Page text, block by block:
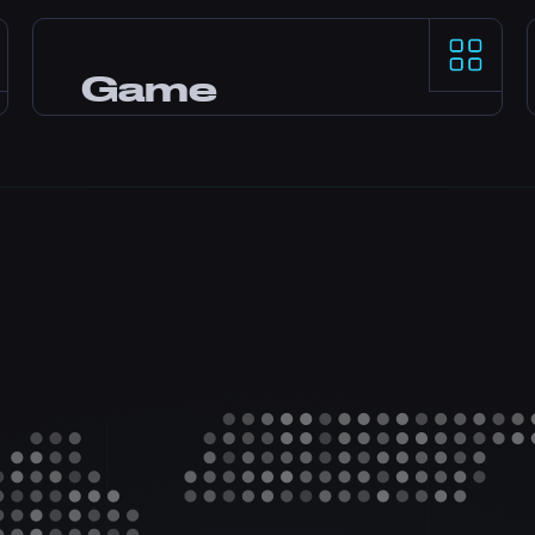
experți e online non-stop prin live chat,
Discord și tickete. Majoritatea întrebărilor
Game
Panel